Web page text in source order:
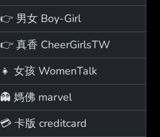
👉 男女 Boy-Girl
👉 真香 CheerGirlsTW
👧 女孩 WomenTalk
👻 媽佛 marvel
💳 卡版 creditcard